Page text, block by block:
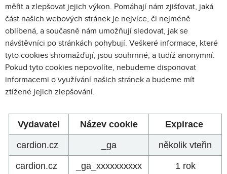
měřit a zlepšovat jejich výkon. Pomáhají nám zjišťovat, jaká
část našich webových stránek je nejvíce, či nejméně
oblíbená, a současně nám umožňují sledovat, jak se
návštěvníci po stránkách pohybují. Veškeré informace, které
tyto cookies shromažďují, jsou souhrnné, a tudíž anonymní.
Pokud tyto cookies nepovolíte, nebudeme disponovat
informacemi o využívání našich stránek a budeme mít
ztížené jejich zlepšování.
Vydavatel Název cookie Expirace
cardion.cz _ga několik vteřin
cardion.cz _ga_xxxxxxxxxx 1 rok